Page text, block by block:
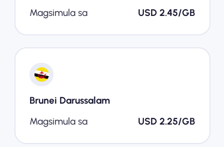
Magsimula sa USD 2.45/GB
Brunei Darussalam
Magsimula sa
USD 2.25/GB